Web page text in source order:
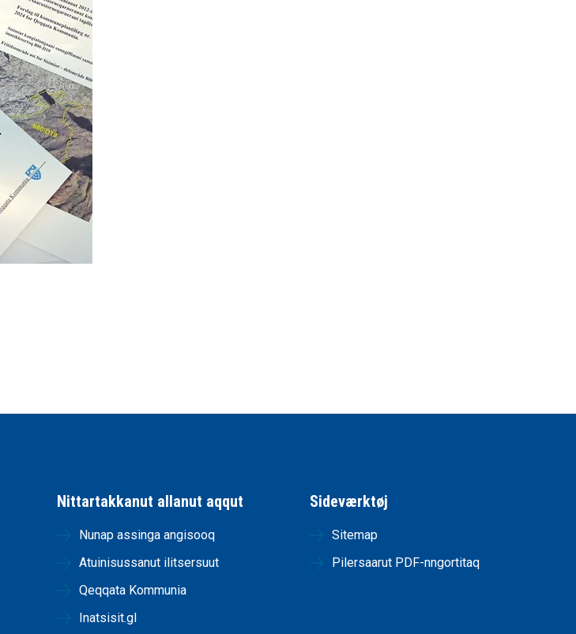
Nittartakkanut allanut aqqut
Nunap assinga angisooq
Atuinisussanut ilitsersuut
Qeqqata Kommunia
Inatsisit.gl
Sideværktøj
Sitemap
Pilersaarut PDF-nngortitaq